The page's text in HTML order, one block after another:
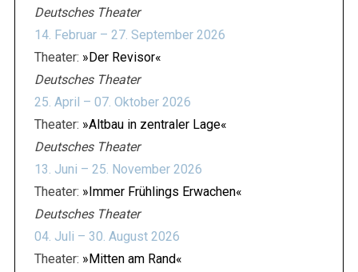
Deutsches Theater
14. Februar – 27. September 2026
Theater: »Der Revisor«
Deutsches Theater
25. April – 07. Oktober 2026
Theater: »Altbau in zentraler Lage«
Deutsches Theater
13. Juni – 25. November 2026
Theater: »Immer Frühlings Erwachen«
Deutsches Theater
04. Juli – 30. August 2026
Theater: »Mitten am Rand«